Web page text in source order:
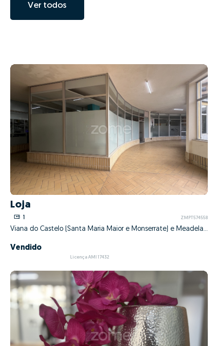
Ver todos
Loja
1 ZMPT574558
Viana do Castelo (Santa Maria Maior e Monserrate) e Meadela, Viana do Castelo, Viana do Castelo
Vendido
Licença AMI 17432